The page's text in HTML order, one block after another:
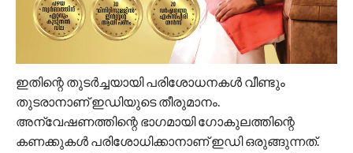
ഇതിന്റെ തുടര്‍ച്ചയായി പരിശോധനകള്‍ വീണ്ടും
തുടരാനാണ് ഇഡിയുടെ തീരുമാനം.
അന്വേഷണത്തിന്റെ ഭാഗമായി ഗോകുലത്തിന്റെ
കണക്കുകള്‍ പരിശോധിക്കാനാണ് ഇഡി ഒരുങ്ങുന്നത്.